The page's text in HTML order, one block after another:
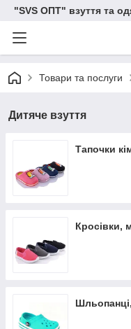
"SVS ОПТ" взуття та
Товари та послуги
Дитяче взуття
Тапочки
Кросівки,